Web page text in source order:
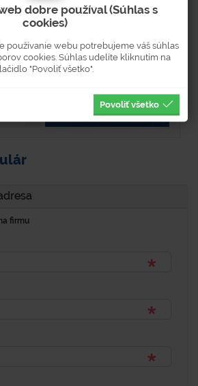
3 ks
KÚPIŤ
firmu
dobre používal (Súhlas s
cookies)
používanie webu potrebujeme váš súhlas
cookies. Súhlas udelíte kliknutím na
"Povoliť všetko".
Povoliť všetko